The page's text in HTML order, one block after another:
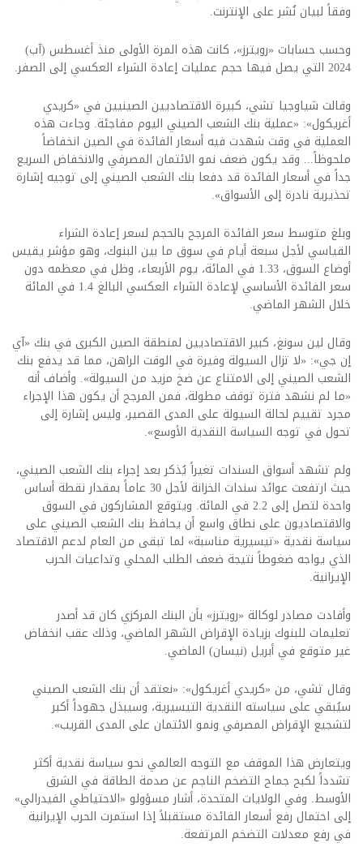
وفقاً لبيان نُشر على الإنترنت.
وحسب حسابات «رويترز»، كانت هذه المرة الأولى منذ أغسطس (آب)
2024 التي يصل فيها حجم عمليات إعادة الشراء العكسي إلى الصفر.
وقالت شياوجيا تشي، كبيرة الاقتصاديين الصينيين في «كريدي
أغريكول»: «عملية بنك الشعب الصيني اليوم مفاجئة. وجاءت هذه
العملية في وقت شهدت فيه أسعار الفائدة في الصين انخفاضاً
ملحوظاً... وقد يكون ضعف نمو الائتمان المصرفي والانخفاض السريع
جداً في أسعار الفائدة قد دفعا بنك الشعب الصيني إلى توجيه إشارة
تحذيرية نادرة إلى الأسواق».
وبلغ متوسط سعر الفائدة المرجح بالحجم لسعر إعادة الشراء
القياسي لأجل سبعة أيام في سوق ما بين البنوك، وهو مؤشر يقيس
أوضاع السوق، 1.33 في المائة، يوم الأربعاء، وظل في معظمه دون
سعر الفائدة الأساسي لإعادة الشراء العكسي البالغ 1.4 في المائة
خلال الشهر الماضي.
وقال لين سونغ، كبير الاقتصاديين لمنطقة الصين الكبرى في بنك «آي
إن جي»: «لا تزال السيولة وفيرة في الوقت الراهن، مما قد يدفع بنك
الشعب الصيني إلى الامتناع عن ضخ مزيد من السيولة». وأضاف أنه
«ما لم نشهد فترة توقف مطولة، فمن المرجح أن يكون هذا الإجراء
مجرد تقييم لحالة السيولة على المدى القصير، وليس إشارة إلى
تحول في توجه السياسة النقدية الأوسع».
ولم تشهد أسواق السندات تغيراً يُذكر بعد إجراء بنك الشعب الصيني،
حيث ارتفعت عوائد سندات الخزانة لأجل 30 عاماً بمقدار نقطة أساس
واحدة لتصل إلى 2.2 في المائة. ويتوقع المشاركون في السوق
والاقتصاديون على نطاق واسع أن يحافظ بنك الشعب الصيني على
سياسة نقدية «تيسيرية مناسبة» لما تبقى من العام لدعم الاقتصاد
الذي يواجه ضغوطاً نتيجة ضعف الطلب المحلي وتداعيات الحرب
الإيرانية.
وأفادت مصادر لوكالة «رويترز» بأن البنك المركزي كان قد أصدر
تعليمات للبنوك بزيادة الإقراض الشهر الماضي، وذلك عقب انخفاض
غير متوقع في أبريل (نيسان) الماضي.
وقال تشي، من «كريدي أغريكول»: «نعتقد أن بنك الشعب الصيني
سيُبقي على سياسته النقدية التيسيرية، وسيبذل جهوداً أكبر
لتشجيع الإقراض المصرفي ونمو الائتمان على المدى القريب».
ويتعارض هذا الموقف مع التوجه العالمي نحو سياسة نقدية أكثر
تشدداً لكبح جماح التضخم الناجم عن صدمة الطاقة في الشرق
الأوسط. وفي الولايات المتحدة، أشار مسؤولو «الاحتياطي الفيدرالي»
إلى احتمال رفع أسعار الفائدة مستقبلاً إذا استمرت الحرب الإيرانية
في رفع معدلات التضخم المرتفعة.